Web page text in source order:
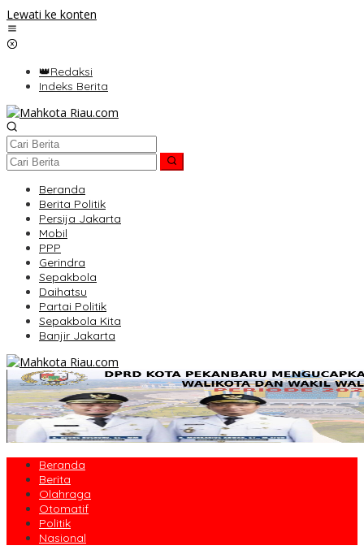
Lewati ke konten
👑Redaksi
Indeks Berita
Beranda
Berita Politik
Persija Jakarta
Mobil
PPP
Gerindra
Sepakbola
Daihatsu
Partai Politik
Sepakbola Kita
Banjir Jakarta
Beranda
Berita
Olahraga
Otomatif
Politik
Nasional